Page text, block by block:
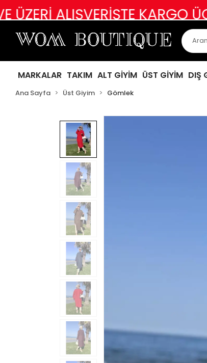
KARGO ÜCRETSİZ
MARKALAR TAKIM ALT GİYİM ÜST GİYİM DIŞ
Ana Sayfa Üst Giyim Gömlek